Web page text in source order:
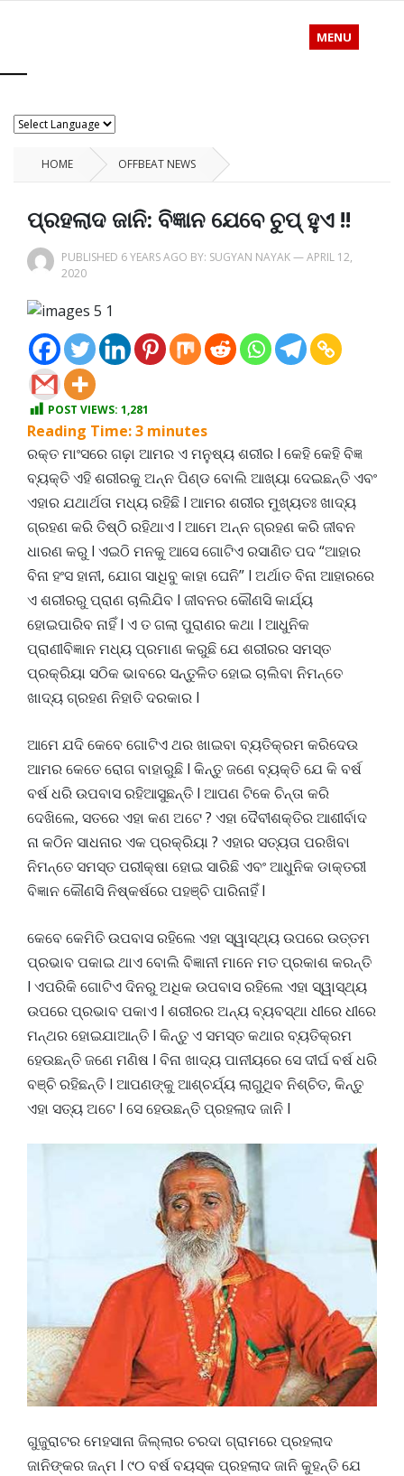
MENU
HOME OFFBEAT NEWS
ପ୍ରହଲାଦ ଜାନି: ବିଜ୍ଞାନ ଯେବେ ଚୁପ୍ ହୁଏ !!
PUBLISHED 6 YEARS AGO BY: SUGYAN NAYAK—APRIL 12,
2020
POST VIEWS: 1,281
Reading Time:3 minutes
ରକ୍ତ ମାଂସରେ ଗଢ଼ା ଆମର ଏ ମନୁଷ୍ୟ ଶରୀର l କେହି କେହି ବିଜ୍ଞ
ବ୍ୟକ୍ତି ଏହି ଶରୀରକୁ ଅନ୍ନ ପିଣ୍ଡ ବୋଲି ଆଖ୍ୟା ଦେଇଛନ୍ତି ଏବଂ
ଏହାର ଯଥାର୍ଥତା ମଧ୍ୟ ରହିଛି l ଆମର ଶରୀର ମୁଖ୍ୟତଃ ଖାଦ୍ୟ
ଗ୍ରହଣ କରି ତିଷ୍ଠି ରହିଥାଏ l ଆମେ ଅନ୍ନ ଗ୍ରହଣ କରି ଜୀବନ
ଧାରଣ କରୁ l ଏଇଠି ମନକୁ ଆସେ ଗୋଟିଏ ରସାଣିତ ପଦ “ଆହାର
ବିନା ହଂସ ହାନୀ, ଯୋଗ ସାଧିବୁ କାହା ଘେନି” l ଅର୍ଥାତ ବିନା ଆହାରରେ
ଏ ଶରୀରରୁ ପ୍ରାଣ ଚାଲିଯିବ l ଜୀବନର କୌଣସି କାର୍ଯ୍ୟ
ହୋଇପାରିବ ନାହିଁ l ଏ ତ ଗଲା ପୁରାଣର କଥା l ଆଧୁନିକ
ପ୍ରାଣୀବିଜ୍ଞାନ ମଧ୍ୟ ପ୍ରମାଣ କରୁଛି ଯେ ଶରୀରର ସମସ୍ତ
ପ୍ରକ୍ରିୟା ସଠିକ ଭାବରେ ସନ୍ତୁଳିତ ହୋଇ ଚାଲିବା ନିମନ୍ତେ
ଖାଦ୍ୟ ଗ୍ରହଣ ନିହାତି ଦରକାର l
ଆମେ ଯଦି କେବେ ଗୋଟିଏ ଥର ଖାଇବା ବ୍ୟତିକ୍ରମ କରିଦେଉ
ଆମର କେତେ ରୋଗ ବାହାରୁଛି l କିନ୍ତୁ ଜଣେ ବ୍ୟକ୍ତି ଯେ କି ବର୍ଷ
ବର୍ଷ ଧରି ଉପବାସ ରହିଆସୁଛନ୍ତି l ଆପଣ ଟିକେ ଚିନ୍ତା କରି
ଦେଖିଲେ, ସତରେ ଏହା କଣ ଅଟେ ? ଏହା ଦୈବୀଶକ୍ତିର ଆଶୀର୍ବାଦ
ନା କଠିନ ସାଧନାର ଏକ ପ୍ରକ୍ରିୟା ? ଏହାର ସତ୍ୟତା ପରଖିବା
ନିମନ୍ତେ ସମସ୍ତ ପରୀକ୍ଷା ହୋଇ ସାରିଛି ଏବଂ ଆଧୁନିକ ଡାକ୍ତରୀ
ବିଜ୍ଞାନ କୌଣସି ନିଷ୍କର୍ଷରେ ପହଞ୍ଚି ପାରିନାହିଁ l
କେବେ କେମିତି ଉପବାସ ରହିଲେ ଏହା ସ୍ୱାସ୍ଥ୍ୟ ଉପରେ ଉତ୍ତମ
ପ୍ରଭାବ ପକାଇ ଥାଏ ବୋଲି ବିଜ୍ଞାନୀ ମାନେ ମତ ପ୍ରକାଶ କରନ୍ତି
l ଏପରିକି ଗୋଟିଏ ଦିନରୁ ଅଧିକ ଉପବାସ ରହିଲେ ଏହା ସ୍ୱାସ୍ଥ୍ୟ
ଉପରେ ପ୍ରଭାବ ପକାଏ l ଶରୀରର ଅନ୍ୟ ବ୍ୟବସ୍ଥା ଧୀରେ ଧୀରେ
ମନ୍ଥର ହୋଇଯାଆନ୍ତି l କିନ୍ତୁ ଏ ସମସ୍ତ କଥାର ବ୍ୟତିକ୍ରମ
ହେଉଛନ୍ତି ଜଣେ ମଣିଷ l ବିନା ଖାଦ୍ୟ ପାନୀୟରେ ସେ ଦୀର୍ଘ ବର୍ଷ ଧରି
ବଞ୍ଚି ରହିଛନ୍ତି l ଆପଣଙ୍କୁ ଆଶ୍ଚର୍ଯ୍ୟ ଲାଗୁଥିବ ନିଶ୍ଚିତ, କିନ୍ତୁ
ଏହା ସତ୍ୟ ଅଟେ l ସେ ହେଉଛନ୍ତି ପ୍ରହଲାଦ ଜାନି l
ଗୁଜୁରାଟର ମେହସାନା ଜିଲ୍ଲାର ଚରଦା ଗ୍ରାମରେ ପ୍ରହଲାଦ
ଜାନିଙ୍କର ଜନ୍ମ l ୯୦ ବର୍ଷ ବୟସ୍କ ପ୍ରହଲାଦ ଜାନି କୁହନ୍ତି ଯେ